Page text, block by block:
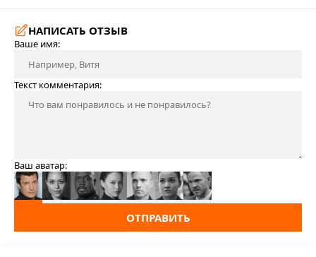
НАПИСАТЬ ОТЗЫВ
Ваше имя:
Текст комментария:
Ваш аватар:
ОТПРАВИТЬ